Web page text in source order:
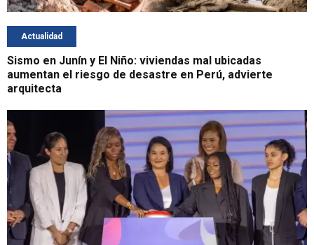
Actualidad
Sismo en Junín y El Niño: viviendas mal ubicadas
aumentan el riesgo de desastre en Perú, advierte
arquitecta